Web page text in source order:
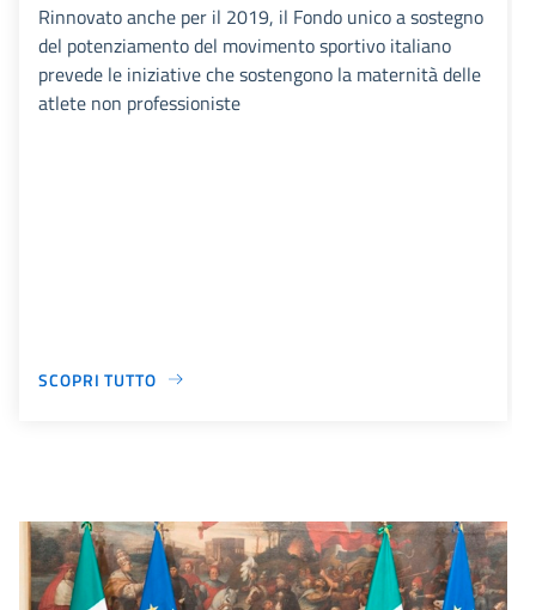
Rinnovato anche per il 2019, il Fondo unico a sostegno
del potenziamento del movimento sportivo italiano
prevede le iniziative che sostengono la maternità delle
atlete non professioniste
SCOPRI TUTTO